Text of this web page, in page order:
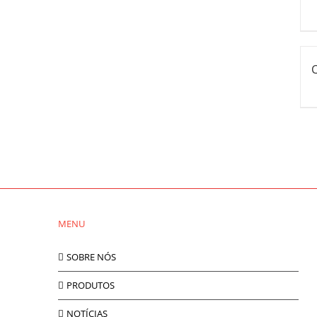
MENU
SOBRE NÓS
PRODUTOS
NOTÍCIAS